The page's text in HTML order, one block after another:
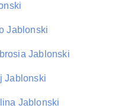
Jablonski
Jablonski
Jablonski
Jablonski